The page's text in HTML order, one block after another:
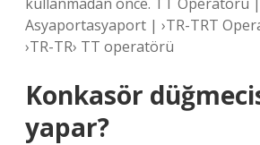
Asyaportasyaport | ›TR-TRT
›TR-TR› TT operatörü
Konkasör
yapar?